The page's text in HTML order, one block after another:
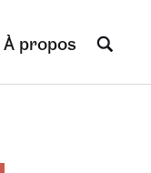
À propos